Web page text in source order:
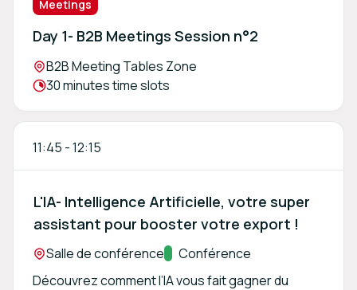
Meetings
Day 1- B2B Meetings Session n°2
Location:
B2B Meeting Tables Zone
Meeting duration:
30 minutes time slots
11:45 -12:15
L'IA- Intelligence Artificielle, votre super
assistant pour booster votre export !
Location:
Salle de conférenceTrack:
Conférence
Découvrez comment l’IA vous fait gagner du